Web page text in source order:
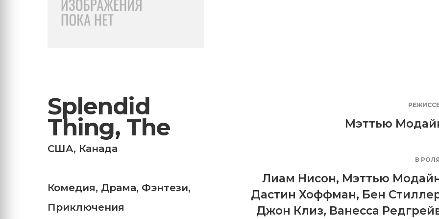
Splendid
Thing, The
США, Канада
Комедия, Драма, Фэнтези,
Приключения
Мэттью
В
Лиам Нисон, Мэттью
Дастин Хоффман, Бен
Джон Клиз, Ванесса